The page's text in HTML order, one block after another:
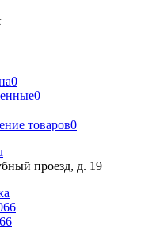
0
0
товаров0
проезд, д. 19